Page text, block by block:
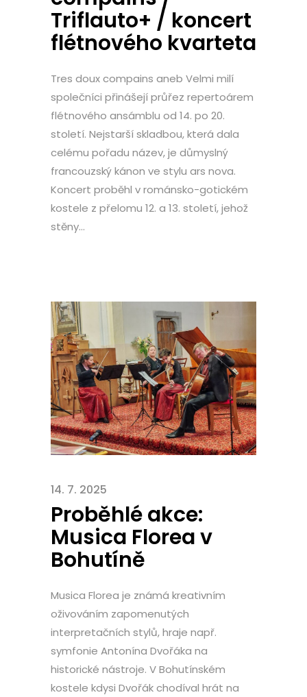
Triflauto+ / koncert
flétnového kvarteta
Tres doux compains aneb Velmi milí
společníci přinášejí průřez repertoárem
flétnového ansámblu od 14. po 20.
století. Nejstarší skladbou, která dala
celému pořadu název, je důmyslný
francouzský kánon ve stylu ars nova.
Koncert proběhl v románsko-gotickém
kostele z přelomu 12. a 13. století, jehož
stěny...
14. 7. 2025
Proběhlé akce:
Musica Florea v
Bohutíně
Musica Florea je známá kreativním
oživováním zapomenutých
interpretačních stylů, hraje např.
symfonie Antonína Dvořáka na
historické nástroje. V Bohutínském
kostele kdysi Dvořák chodíval hrát na